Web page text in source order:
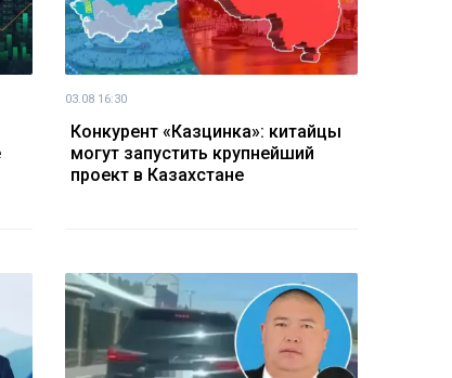
03.08 16:30
Конкурент «Казцинка»: китайцы
могут запустить крупнейший
проект в Казахстане